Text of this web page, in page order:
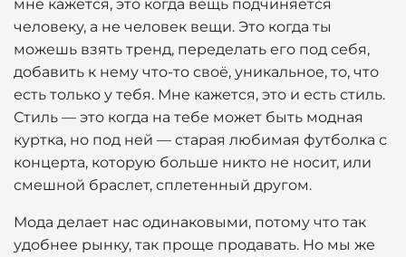
мне кажется, это когда вещь подчиняется
человеку, а не человек вещи. Это когда ты
можешь взять тренд, переделать его под себя,
добавить к нему что-то своё, уникальное, то, что
есть только у тебя. Мне кажется, это и есть стиль.
Стиль — это когда на тебе может быть модная
куртка, но под ней — старая любимая футболка с
концерта, которую больше никто не носит, или
смешной браслет, сплетенный другом.
Мода делает нас одинаковыми, потому что так
удобнее рынку, так проще продавать. Но мы же